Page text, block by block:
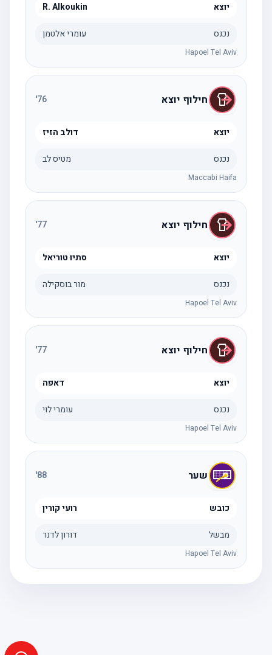
יוצא R. Alkoukin
נכנס עומרי אלטמן
Hapoel Tel Aviv
חילוף יוצא 76
'
יוצא דולב הזיז
נכנס מטיס לב
Maccabi Haifa
חילוף יוצא 77
'
יוצא סתיו טוריאל
נכנס מור בוסקילה
Hapoel Tel Aviv
חילוף יוצא 77
'
יוצא דאפה
נכנס עומרי לוי
Hapoel Tel Aviv
שער 88
'
כובש רועי קורין
מבשל דורון לדנר
Hapoel Tel Aviv